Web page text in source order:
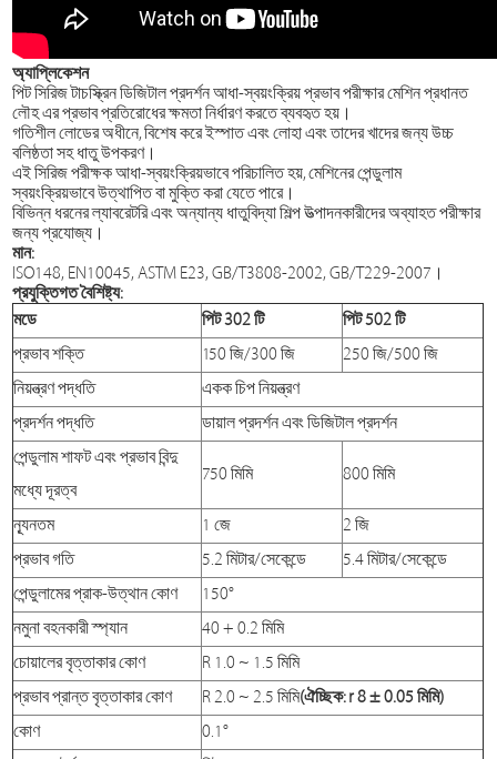
অ্যাপ্লিকেশন
পিট সিরিজ টাচস্ক্রিন ডিজিটাল প্রদর্শন আধা-স্বয়ংক্রিয় প্রভাব পরীক্ষার মেশিন প্রধানত
লৌহ এর প্রভাব প্রতিরোধের ক্ষমতা নির্ধারণ করতে ব্যবহৃত হয়।
গতিশীল লোডের অধীনে, বিশেষ করে ইস্পাত এবং লোহা এবং তাদের খাদের জন্য উচ্চ
বলিষ্ঠতা সহ ধাতু উপকরণ।
এই সিরিজ পরীক্ষক আধা-স্বয়ংক্রিয়ভাবে পরিচালিত হয়, মেশিনের পেন্ডুলাম
স্বয়ংক্রিয়ভাবে উত্থাপিত বা মুক্তি করা যেতে পারে।
বিভিন্ন ধরনের ল্যাবরেটরি এবং অন্যান্য ধাতুবিদ্যা শিল্প উত্পাদনকারীদের অব্যাহত পরীক্ষার
জন্য প্রযোজ্য।
মান:
ISO148, EN10045, ASTM E23, GB/T3808-2002, GB/T229-2007।
প্রযুক্তিগত বৈশিষ্ট্য:
মডে
পিট 302 টি
পিট 502 টি
প্রভাব শক্তি
150 জি/300 জি
250 জি/500 জি
নিয়ন্ত্রণ পদ্ধতি
একক চিপ নিয়ন্ত্রণ
প্রদর্শন পদ্ধতি
ডায়াল প্রদর্শন এবং ডিজিটাল প্রদর্শন
পেন্ডুলাম শাফট এবং প্রভাব বিন্দু
মধ্যে দূরত্ব
750 মিমি 800 মিমি
ন্যূনতম 1 জে
2 জি
প্রভাব গতি
5.2 মিটার/সেকেন্ডে
5.4 মিটার/সেকেন্ডে
পেন্ডুলামের প্রাক-উত্থান কোণ
150°
নমুনা বহনকারী স্প্যান
40 + 0.2 মিমি
চোয়ালের বৃত্তাকার কোণ
R 1.0 ~ 1.5 মিমি
প্রভাব প্রান্ত বৃত্তাকার কোণ
R 2.0 ~ 2.5 মিমি(ঐচ্ছিক: r 8 ± 0.05 মিমি)
কোণ
0.1°